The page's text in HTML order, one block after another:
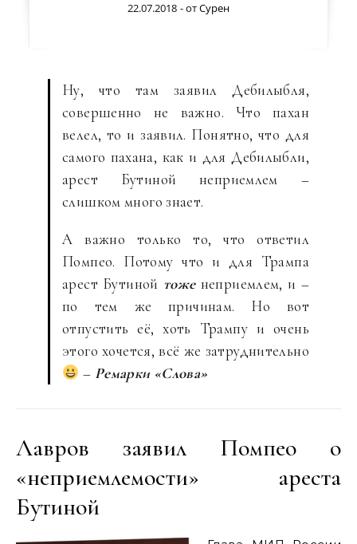
22.07.2018 - отСурен
Ну, что там заявил Дебилыбля,
совершенно не важно. Что пахан
велел, то и заявил. Понятно, что для
самого пахана, как и для Дебилыбли,
арест Бутиной неприемлем –
слишком много знает.
А важно только то, что ответил
Помпео. Потому что и для Трампа
арест Бутиной тоженеприемлем, и –
по тем же причинам. Но вот
отпустить её, хоть Трампу и очень
этого хочется, всё же затруднительно
– Ремарки «Слова»
Лавров заявил Помпео о
«неприемлемости» ареста
Бутиной